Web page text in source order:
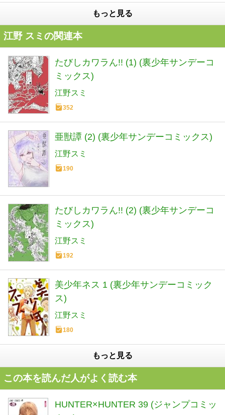
もっと見る
江野 スミの関連本
たびしカワラん!! (1) (裏少年サンデーコ
ミックス)
江野スミ
352
亜獣譚 (2) (裏少年サンデーコミックス)
江野スミ
190
たびしカワラん!! (2) (裏少年サンデーコ
ミックス)
江野スミ
192
美少年ネス 1 (裏少年サンデーコミック
ス)
江野スミ
180
もっと見る
この本を読んだ人がよく読む本
HUNTER×HUNTER 39 (ジャンプコミッ